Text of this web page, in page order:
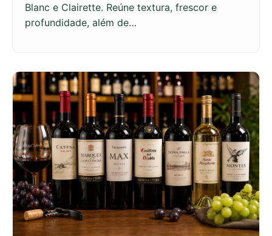
Blanc e Clairette. Reúne textura, frescor e
profundidade, além de…